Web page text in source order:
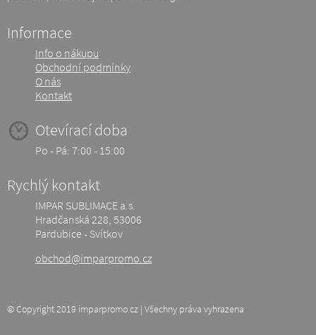
Informace
Info o nákupu
Obchodní podmínky
O nás
Kontakt
Otevírací doba
Po - Pá: 7:00 - 15:00
Rychlý kontakt
IMPAR SUBLIMACE a.s.
Hradčanská 228, 53006
Pardubice - Svítkov
obchod@imparpromo.cz
© Copyright 2019 imparpromo.cz | Všechny práva vyhrazena